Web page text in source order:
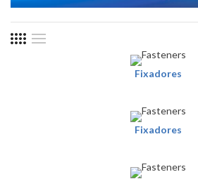
Fixadores
Fixadores